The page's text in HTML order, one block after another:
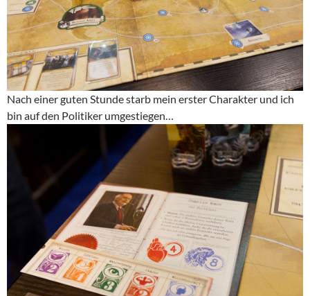
Nach einer guten Stunde starb mein erster Charakter und ich
bin auf den Politiker umgestiegen…